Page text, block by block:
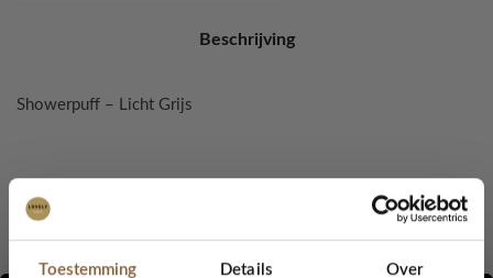
Toestemming Details Over
Beschrijving
Showerpuff – Licht Grijs
Designed by Lovely Label.